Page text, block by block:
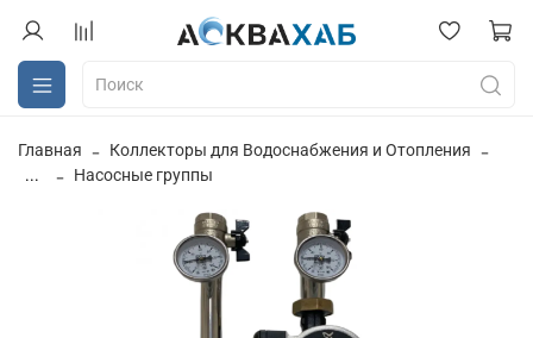
Главная
Коллекторы для Водоснабжения и Отопления
...
Насосные группы